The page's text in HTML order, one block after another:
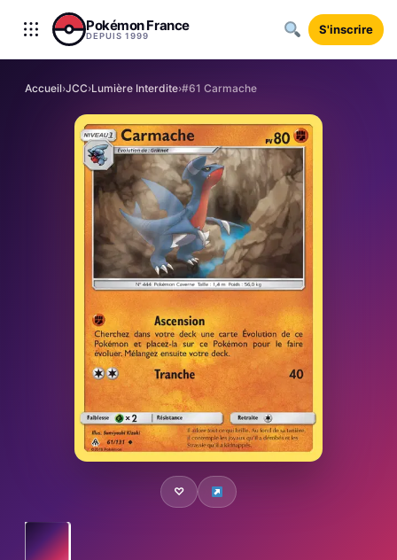
Aller au contenu
Pokémon France
DEPUIS 1999 S'inscrire
Accueil›JCC›Lumière Interdite›#61 Carmache
♡